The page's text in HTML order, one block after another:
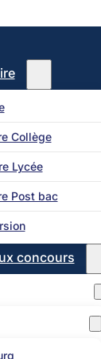
Collège
Lycée
Post bac
concours